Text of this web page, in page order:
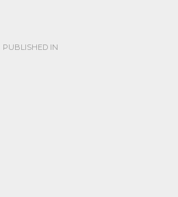
PUBLISHED IN